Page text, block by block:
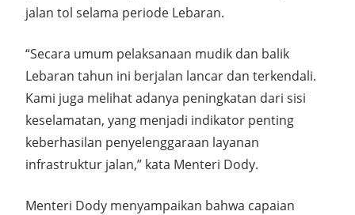
jalan tol selama periode Lebaran.
“Secara umum pelaksanaan mudik dan balik
Lebaran tahun ini berjalan lancar dan terkendali.
Kami juga melihat adanya peningkatan dari sisi
keselamatan, yang menjadi indikator penting
keberhasilan penyelenggaraan layanan
infrastruktur jalan,” kata Menteri Dody.
Menteri Dody menyampaikan bahwa capaian